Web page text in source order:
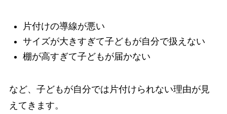
片付けの導線が悪い
サイズが大きすぎて子どもが自分で扱えない
棚が高すぎて子どもが届かない
など、子どもが自分では片付けられない理由が見
えてきます。